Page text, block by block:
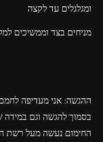
ומגלגלים עד לקצה
מניחים בצד וממשיכים
ההגשה: אני מעדיפה
בסמוך להגשה וגם
החימום נעשה מעל רשת